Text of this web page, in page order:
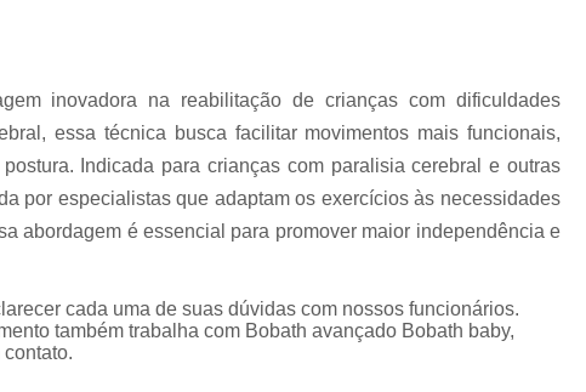
Terapia Ocupacional com
Terapia Sensorial de Ayres
Terapia Ocupacional Bobath
Terapia Ocupacional
Terapia Ocupacional no Método Bobath
Terapia Ocupacional para Autista
inovadora na reabilitação de crianças com dificuldades
essa técnica busca facilitar movimentos mais funcionais,
Indicada para crianças com paralisia cerebral e outras
por especialistas que adaptam os exercícios às necessidades
abordagem é essencial para promover maior independência e
cada uma de suas dúvidas com nossos funcionários.
também trabalha com Bobath avançado Bobath baby,